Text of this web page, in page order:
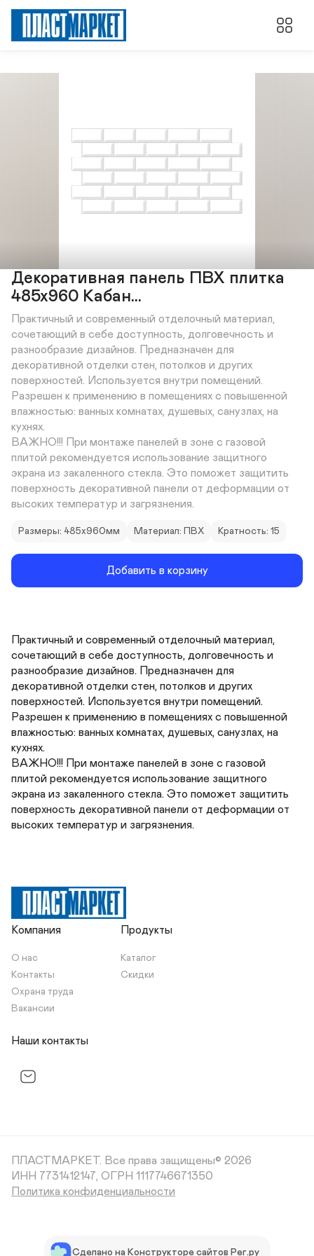
Декоративная панель ПВХ плитка
485х960 Кабан...
Практичный и современный отделочный материал,
сочетающий в себе доступность, долговечность и
разнообразие дизайнов. Предназначен для
декоративной отделки стен, потолков и других
поверхностей. Используется внутри помещений.
Разрешен к применению в помещениях с повышенной
влажностью: ванных комнатах, душевых, санузлах, на
кухнях.
ВАЖНО!!! При монтаже панелей в зоне с газовой
плитой рекомендуется использование защитного
экрана из закаленного стекла. Это поможет защитить
поверхность декоративной панели от деформации от
высоких температур и загрязнения.
Размеры: 485х960мм Материал: ПВХ Кратность: 15
Добавить в корзину
Практичный и современный отделочный материал,
сочетающий в себе доступность, долговечность и
разнообразие дизайнов. Предназначен для
декоративной отделки стен, потолков и других
поверхностей. Используется внутри помещений.
Разрешен к применению в помещениях с повышенной
влажностью: ванных комнатах, душевых, санузлах, на
кухнях.
ВАЖНО!!! При монтаже панелей в зоне с газовой
плитой рекомендуется использование защитного
экрана из закаленного стекла. Это поможет защитить
поверхность декоративной панели от деформации от
высоких температур и загрязнения.
Компания
О нас
Контакты
Охрана труда
Вакансии
Продукты
Каталог
Скидки
Наши контакты
ПЛАСТМАРКЕТ. Все права защищены© 2026
ИНН 7731412147, ОГРН 1117746671350
Политика конфиденциальности
Сделано на Конструкторе сайтов Рег.ру